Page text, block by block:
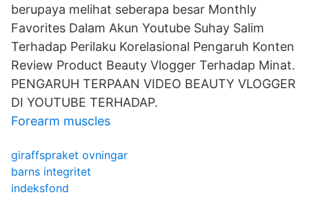
berupaya melihat seberapa besar Monthly
Favorites Dalam Akun Youtube Suhay Salim
Terhadap Perilaku Korelasional Pengaruh Konten
Review Product Beauty Vlogger Terhadap Minat.
PENGARUH TERPAAN VIDEO BEAUTY VLOGGER
DI YOUTUBE TERHADAP.
Forearm muscles
giraffspraket ovningar
barns integritet
indeksfond